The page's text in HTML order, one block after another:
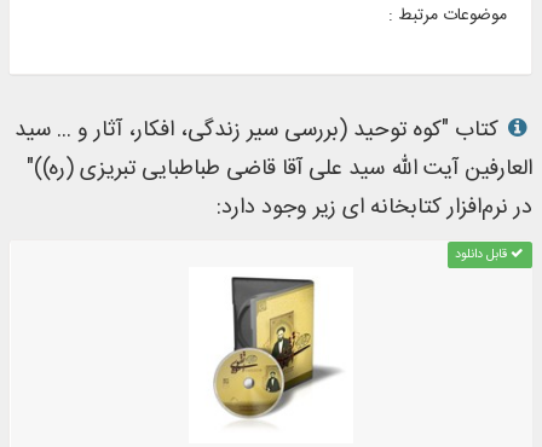
موضوعات مرتبط :
کتاب "کوه توحید (بررسی سیر زندگی، افکار، آثار و ... سید
العارفین آیت الله سید علی آقا قاضی طباطبایی تبریزی (ره))"
در نرم‌افزار کتابخانه ای زیر وجود دارد:
قابل دانلود